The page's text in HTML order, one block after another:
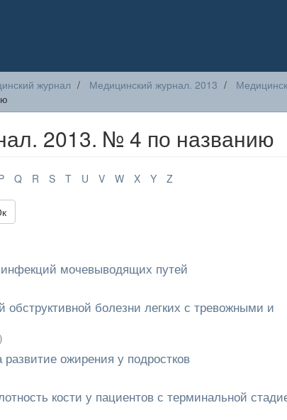
журнал Медицинский журнал. 2013
2013. № 4 по названию
Q R S T U V W X Y Z
мочевыводящих путей
болезни легких с тревожными и
)
ожирения у подростков
кости у пациентов с терминальной